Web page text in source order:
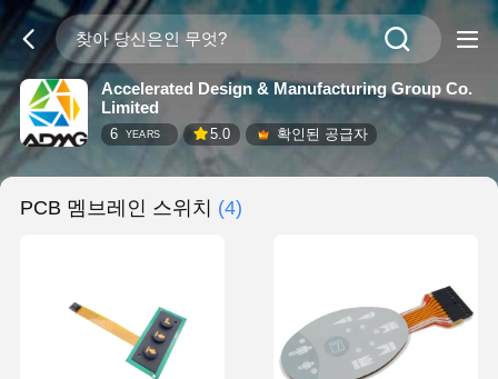
Accelerated Design & Manufacturing Group Co.
Limited
6 YEARS 5.0 확인된 공급자
PCB 멤브레인 스위치 (4)